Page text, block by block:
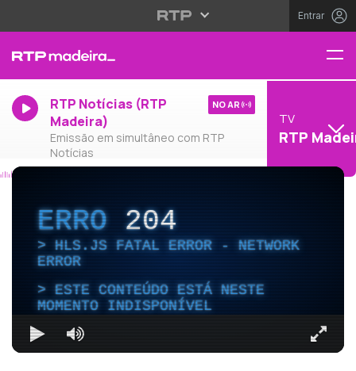
Entrar
RTP Notícias (RTP
Madeira)
Emissão em simultâneo com RTP
Notícias
NO AR
TV
RTP
ERRO204
HLS.JS FATAL ERROR - NETWORK
ERROR
ESTE CONTEÚDO ESTÁ NESTE
MOMENTO INDISPONÍVEL